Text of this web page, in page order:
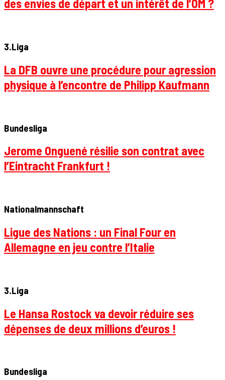
des envies de départ et un intérêt de l’OM ?
3.Liga
La DFB ouvre une procédure pour agression
physique à l’encontre de Philipp Kaufmann
Bundesliga
Jerome Onguené résilie son contrat avec
l’Eintracht Frankfurt !
Nationalmannschaft
Ligue des Nations : un Final Four en
Allemagne en jeu contre l’Italie
3.Liga
Le Hansa Rostock va devoir réduire ses
dépenses de deux millions d’euros !
Bundesliga